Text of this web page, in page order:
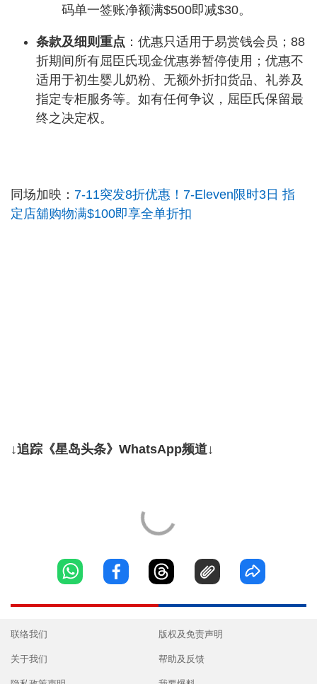
码单一签账净额满$500即减$30。
条款及细则重点 ：优惠只适用于易赏钱会员；88
折期间所有屈臣氏现金优惠券暂停使用；优惠不
适用于初生婴儿奶粉、无额外折扣货品、礼券及
指定专柜服务等。如有任何争议，屈臣氏保留最
终之决定权。
同场加映： 7-11突发8折优惠！7-Eleven限时3日 指
定店舖购物满$100即享全单折扣
↓追踪《星岛头条》WhatsApp频道↓
联络我们
关于我们
版权及免责声明
帮助及反馈